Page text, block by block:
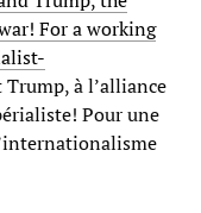
For a working
à l’alliance
Pour une